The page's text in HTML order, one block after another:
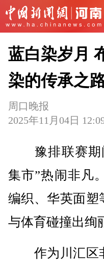
蓝白染岁月
染的传承之
周口晚报
2025年11月04日
豫排联赛期
集市”热闹非凡
编织、华英面塑
与体育碰撞出绚
作为川汇区非